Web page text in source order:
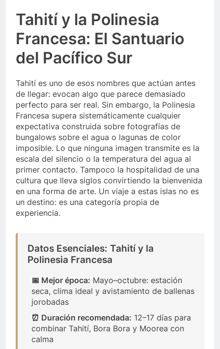
Tahití y la Polinesia
Francesa: El Santuario
del Pacífico Sur
Tahití es uno de esos nombres que actúan antes
de llegar: evocan algo que parece demasiado
perfecto para ser real. Sin embargo, la Polinesia
Francesa supera sistemáticamente cualquier
expectativa construida sobre fotografías de
bungalows sobre el agua o lagunas de color
imposible. Lo que ninguna imagen transmite es la
escala del silencio o la temperatura del agua al
primer contacto. Tampoco la hospitalidad de una
cultura que lleva siglos convirtiendo la bienvenida
en una forma de arte. Un viaje a estas islas no es
un destino: es una categoría propia de
experiencia.
Datos Esenciales: Tahití y la
Polinesia Francesa
📅 Mejor época: Mayo–octubre: estación
seca, clima ideal y avistamiento de ballenas
jorobadas
⏰ Duración recomendada: 12–17 días para
combinar Tahití, Bora Bora y Moorea con
calma